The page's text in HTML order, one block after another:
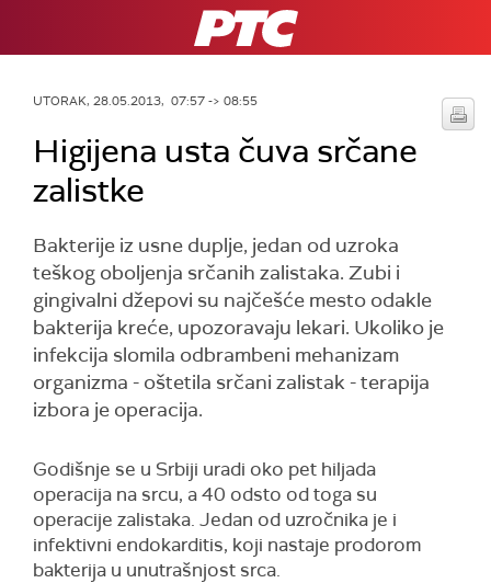
RTS
UTORAK, 28.05.2013, 07:57 -> 08:55
Higijena usta čuva srčane
zalistke
Bakterije iz usne duplje, jedan od uzroka
teškog oboljenja srčanih zalistaka. Zubi i
gingivalni džepovi su najčešće mesto odakle
bakterija kreće, upozoravaju lekari. Ukoliko je
infekcija slomila odbrambeni mehanizam
organizma - oštetila srčani zalistak - terapija
izbora je operacija.
Godišnje se u Srbiji uradi oko pet hiljada
operacija na srcu, a 40 odsto od toga su
operacije zalistaka. Jedan od uzročnika je i
infektivni endokarditis, koji nastaje prodorom
bakterija u unutrašnjost srca.